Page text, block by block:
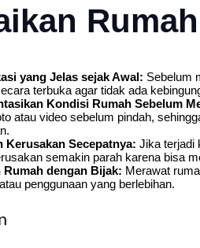
yang Jelas sejak Awal: Sebelum
terbuka agar tidak ada
Kondisi Rumah Sebelum
atau video sebelum pindah,
Kerusakan Secepatnya: Jika terjadi
semakin parah karena bisa
Rumah dengan Bijak: Merawat
penggunaan yang berlebihan.